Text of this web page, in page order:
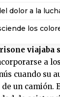
dolor a la
los
viajaba
a los
cuando su
un camión.